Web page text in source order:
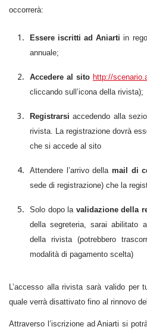
occorrerà:
Essere iscritti ad Aniarti in
annuale;
Accedere al sito http://
cliccando sull’icona della rivista);
Registrarsi accedendo alla
rivista. La registrazione dovrà
che si accede al sito
Attendere l’arrivo della mail di
sede di registrazione) che la
Solo dopo la validazione della
della segreteria, sarai abilitato
della rivista (potrebbero
modalità di pagamento scelta)
L’accesso alla rivista sarà valido per
quale verrà disattivato fino al rinnovo
Attraverso l’iscrizione ad Aniarti si